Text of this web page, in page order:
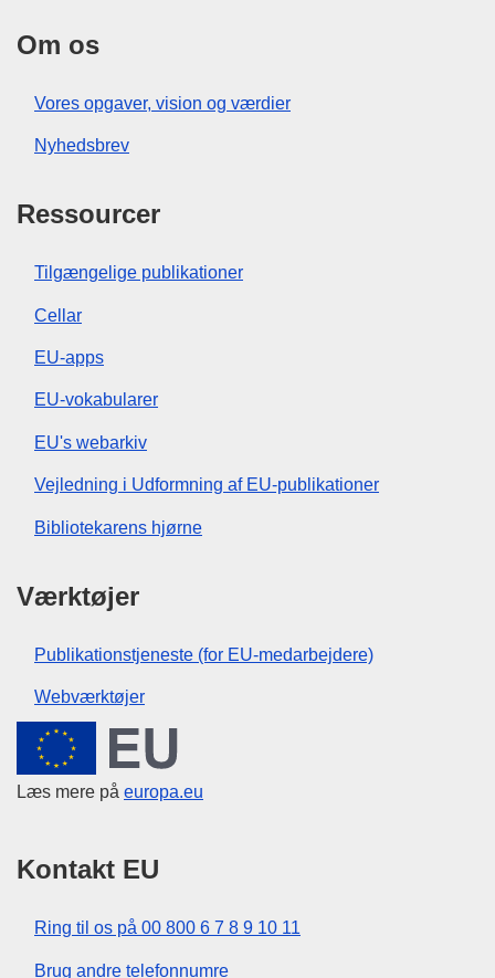
Om os
Vores opgaver, vision og værdier
Nyhedsbrev
Ressourcer
Tilgængelige publikationer
Cellar
EU-apps
EU-vokabularer
EU's webarkiv
Vejledning i Udformning af EU-publikationer
Bibliotekarens hjørne
Værktøjer
Publikationstjeneste (for EU-medarbejdere)
Webværktøjer
Den Europæiske Union
Læs mere på europa.eu
Kontakt EU
Ring til os på 00 800 6 7 8 9 10 11
Brug andre telefonnumre